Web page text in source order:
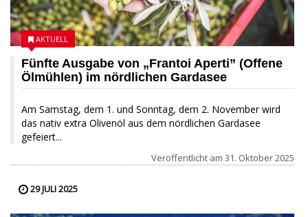
Fünfte Ausgabe von „Frantoi Aperti” (Offene
Ölmühlen) im nördlichen Gardasee
Am Samstag, dem 1. und Sonntag, dem 2. November wird
das nativ extra Olivenöl aus dem nördlichen Gardasee
gefeiert...
AKTUELL
Veröffentlicht am 31. Oktober 2025
29 JULI 2025